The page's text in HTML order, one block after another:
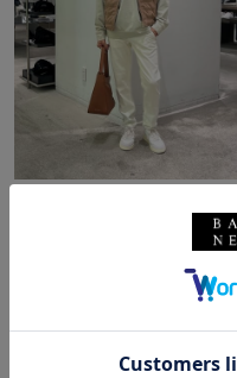
バーニーズ ニューヨー
ホッシー☆ / 174cm